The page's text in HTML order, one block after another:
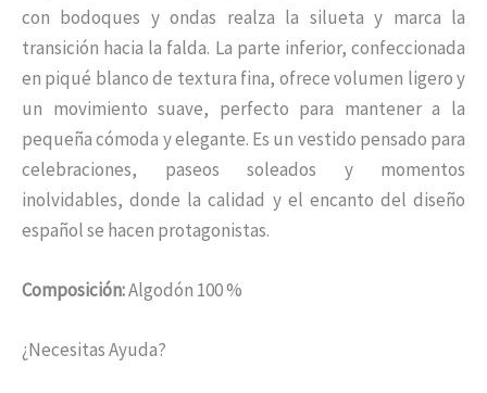
con bodoques y ondas realza la silueta y marca la
transición hacia la falda. La parte inferior, confeccionada
en piqué blanco de textura fina, ofrece volumen ligero y
un movimiento suave, perfecto para mantener a la
pequeña cómoda y elegante. Es un vestido pensado para
celebraciones, paseos soleados y momentos
inolvidables, donde la calidad y el encanto del diseño
español se hacen protagonistas.
Composición:Algodón 100 %
¿Necesitas Ayuda?